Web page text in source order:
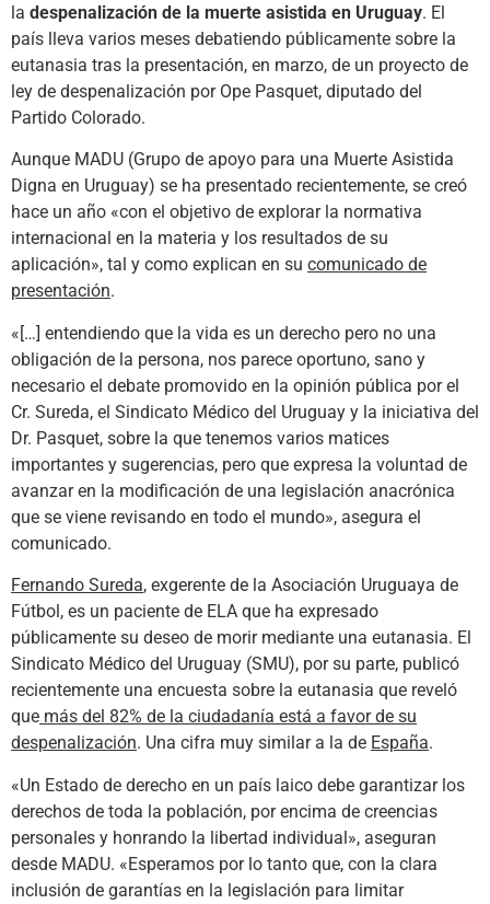
la despenalización de la muerte asistida en Uruguay. El
país lleva varios meses debatiendo públicamente sobre la
eutanasia tras la presentación, en marzo, de un proyecto de
ley de despenalización por Ope Pasquet, diputado del
Partido Colorado.
Aunque MADU (Grupo de apoyo para una Muerte Asistida
Digna en Uruguay) se ha presentado recientemente, se creó
hace un año «con el objetivo de explorar la normativa
internacional en la materia y los resultados de su
aplicación», tal y como explican en su comunicado de
presentación.
«[…] entendiendo que la vida es un derecho pero no una
obligación de la persona, nos parece oportuno, sano y
necesario el debate promovido en la opinión pública por el
Cr. Sureda, el Sindicato Médico del Uruguay y la iniciativa del
Dr. Pasquet, sobre la que tenemos varios matices
importantes y sugerencias, pero que expresa la voluntad de
avanzar en la modificación de una legislación anacrónica
que se viene revisando en todo el mundo», asegura el
comunicado.
Fernando Sureda, exgerente de la Asociación Uruguaya de
Fútbol, es un paciente de ELA que ha expresado
públicamente su deseo de morir mediante una eutanasia. El
Sindicato Médico del Uruguay (SMU), por su parte, publicó
recientemente una encuesta sobre la eutanasia que reveló
que más del 82% de la ciudadanía está a favor de su
despenalización. Una cifra muy similar a la de España.
«Un Estado de derecho en un país laico debe garantizar los
derechos de toda la población, por encima de creencias
personales y honrando la libertad individual», aseguran
desde MADU. «Esperamos por lo tanto que, con la clara
inclusión de garantías en la legislación para limitar